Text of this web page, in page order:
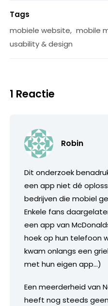
Tags
mobiele website, mobile
usability & design
1 Reactie
Robin
Dit onderzoek
een app niet dé
bedrijven die mobiel
Enkele fans
een app van
hoek op hun telefoon
kwam onlangs een
met hun eigen app…)
Een meerderheid van
heeft nog steeds